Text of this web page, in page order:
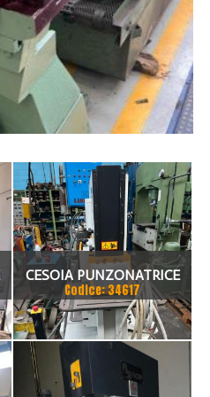
CESOIA PUNZONATRICE
UNIVERSALE FICEP
Codice: 34617